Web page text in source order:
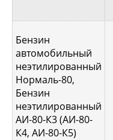
Бензин
автомобильный
неэтилированный
Нормаль-80,
Бензин
неэтилированный
АИ-80-К3 (АИ-80-
К4, АИ-80-К5)